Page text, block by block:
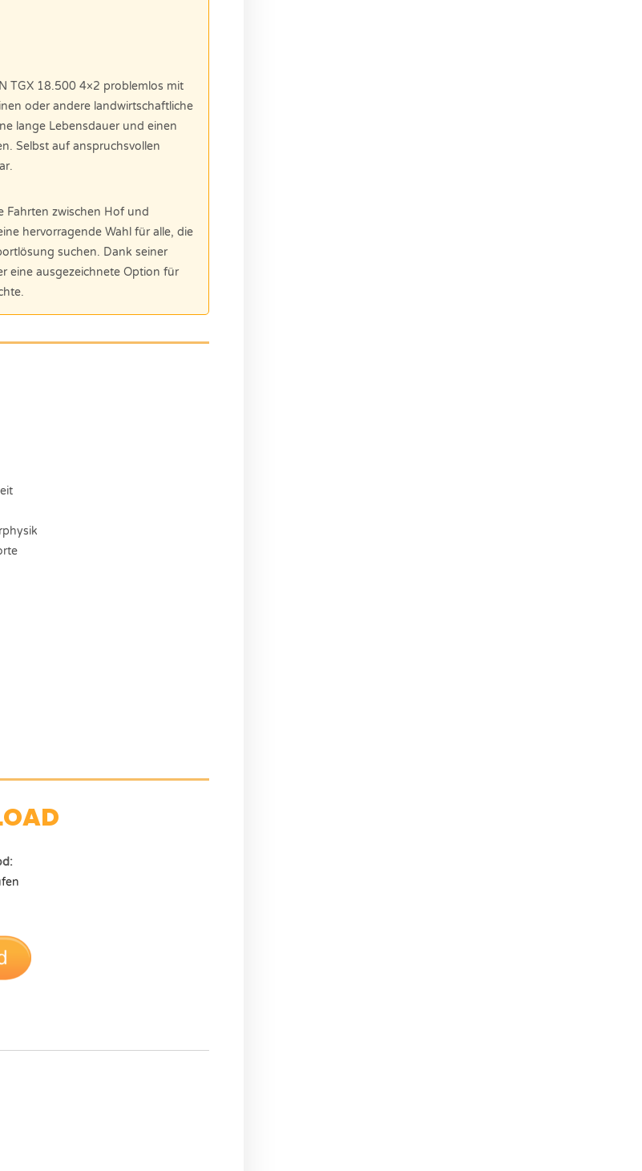
TGX 18.500 4×2 problemlos mit
oder andere landwirtschaftliche
lange Lebensdauer und einen
Selbst auf anspruchsvollen
Fahrten zwischen Hof und
hervorragende Wahl für alle, die
suchen. Dank seiner
eine ausgezeichnete Option für